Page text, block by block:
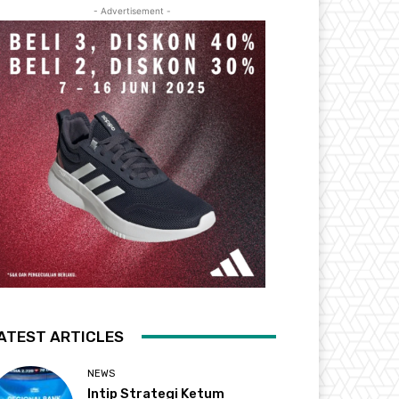
- Advertisement -
ARTICLES
NEWS
Intip Strategi Ketum